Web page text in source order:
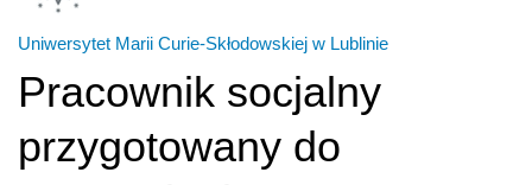
Uniwersytet Marii Curie-Skłodowskiej w Lublinie
Pracownik socjalny
przygotowany do